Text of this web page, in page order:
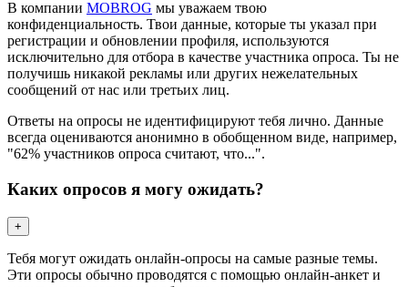
В компании MOBROG мы уважаем твою
конфиденциальность. Твои данные, которые ты указал при
регистрации и обновлении профиля, используются
исключительно для отбора в качестве участника опроса. Ты не
получишь никакой рекламы или других нежелательных
сообщений от нас или третьих лиц.
Ответы на опросы не идентифицируют тебя лично. Данные
всегда оцениваются анонимно в обобщенном виде, например,
"62% участников опроса считают, что...".
Каких опросов я могу ожидать?
+
Тебя могут ожидать онлайн-опросы на самые разные темы.
Эти опросы обычно проводятся с помощью онлайн-анкет и